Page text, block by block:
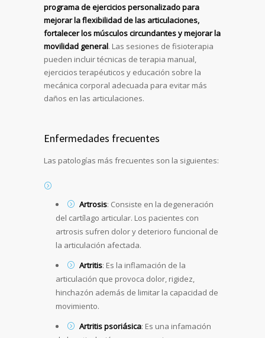
programa de ejercicios personalizado para
mejorar la flexibilidad de las articulaciones,
fortalecer los músculos circundantes y mejorar la
movilidad general. Las sesiones de fisioterapia
pueden incluir técnicas de terapia manual,
ejercicios terapéuticos y educación sobre la
mecánica corporal adecuada para evitar más
daños en las articulaciones.
Enfermedades frecuentes
Las patologías más frecuentes son la siguientes:
Artrosis: Consiste en la degeneración
del cartílago articular. Los pacientes con
artrosis sufren dolor y deterioro funcional de
la articulación afectada.
Artritis: Es la inflamación de la
articulación que provoca dolor, rigidez,
hinchazón además de limitar la capacidad de
movimiento.
Artritis psoriásica: Es una infamación